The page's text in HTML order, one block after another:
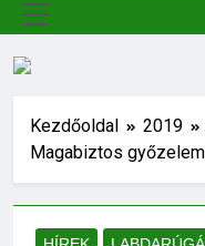
Kezdőoldal 2019
Magabiztos